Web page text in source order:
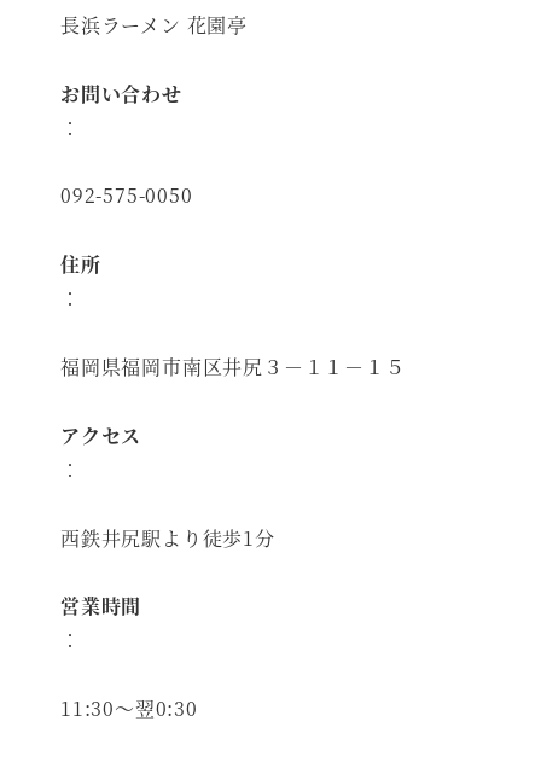
長浜ラーメン 花園亭
お問い合わせ
：
092-575-0050
住所
：
福岡県福岡市南区井尻３－１１－１５
アクセス
：
西鉄井尻駅より徒歩1分
営業時間
：
11:30～翌0:30